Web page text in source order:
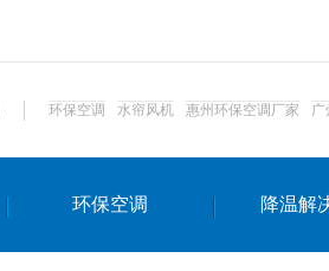
达州工业省电安装
环保空调 水帘风机 惠州环保空调厂家 广
环保空调 降温解